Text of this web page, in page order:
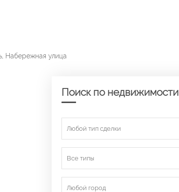
Набережная улица
Поиск по недвижимости
Любой тип сделки
Все типы
Любой город